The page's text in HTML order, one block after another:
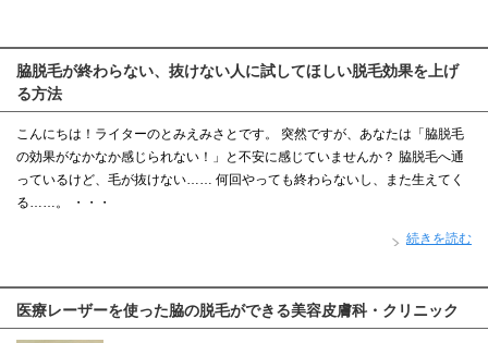
脇脱毛が終わらない、抜けない人に試してほしい脱毛効果を上げ
る方法
こんにちは！ライターのとみえみさとです。 突然ですが、あなたは「脇脱毛
の効果がなかなか感じられない！」と不安に感じていませんか？ 脇脱毛へ通
っているけど、毛が抜けない…… 何回やっても終わらないし、また生えてく
る……。 ・・・
続きを読む
医療レーザーを使った脇の脱毛ができる美容皮膚科・クリニック